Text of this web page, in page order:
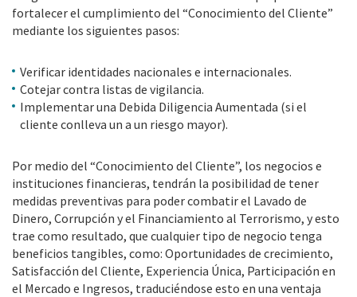
fortalecer el cumplimiento del “Conocimiento del Cliente”
mediante los siguientes pasos:
Verificar identidades nacionales e internacionales.
Cotejar contra listas de vigilancia.
Implementar una Debida Diligencia Aumentada (si el
cliente conlleva un a un riesgo mayor).
Por medio del “Conocimiento del Cliente”, los negocios e
instituciones financieras, tendrán la posibilidad de tener
medidas preventivas para poder combatir el Lavado de
Dinero, Corrupción y el Financiamiento al Terrorismo, y esto
trae como resultado, que cualquier tipo de negocio tenga
beneficios tangibles, como: Oportunidades de crecimiento,
Satisfacción del Cliente, Experiencia Única, Participación en
el Mercado e Ingresos, traduciéndose esto en una ventaja